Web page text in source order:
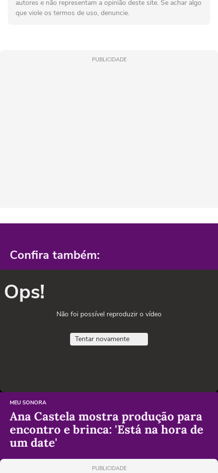
autores e não representam a opinião deste site. Se achar algo
que viole os termos de uso, denuncie.
PUBLICIDADE
Confira também:
Ops!
Não foi possível reproduzir o vídeo
Tentar novamente
MEU SONORA
Ana Castela mostra produção para
encontro e brinca: 'Está na hora de
um date'
PUBLICIDADE